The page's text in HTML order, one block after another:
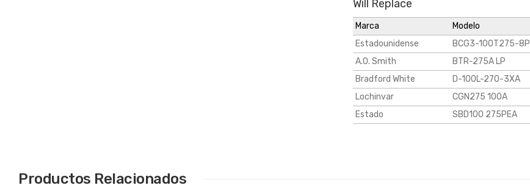
Will Replace
Marca Modelo
Estadounidense
BCG3-100T275-8P
A.O. Smith
BTR-275A LP
Bradford White
D-100L-270-3XA
Lochinvar
CGN275 100A
Estado
SBD100 275PEA
Productos Relacionados